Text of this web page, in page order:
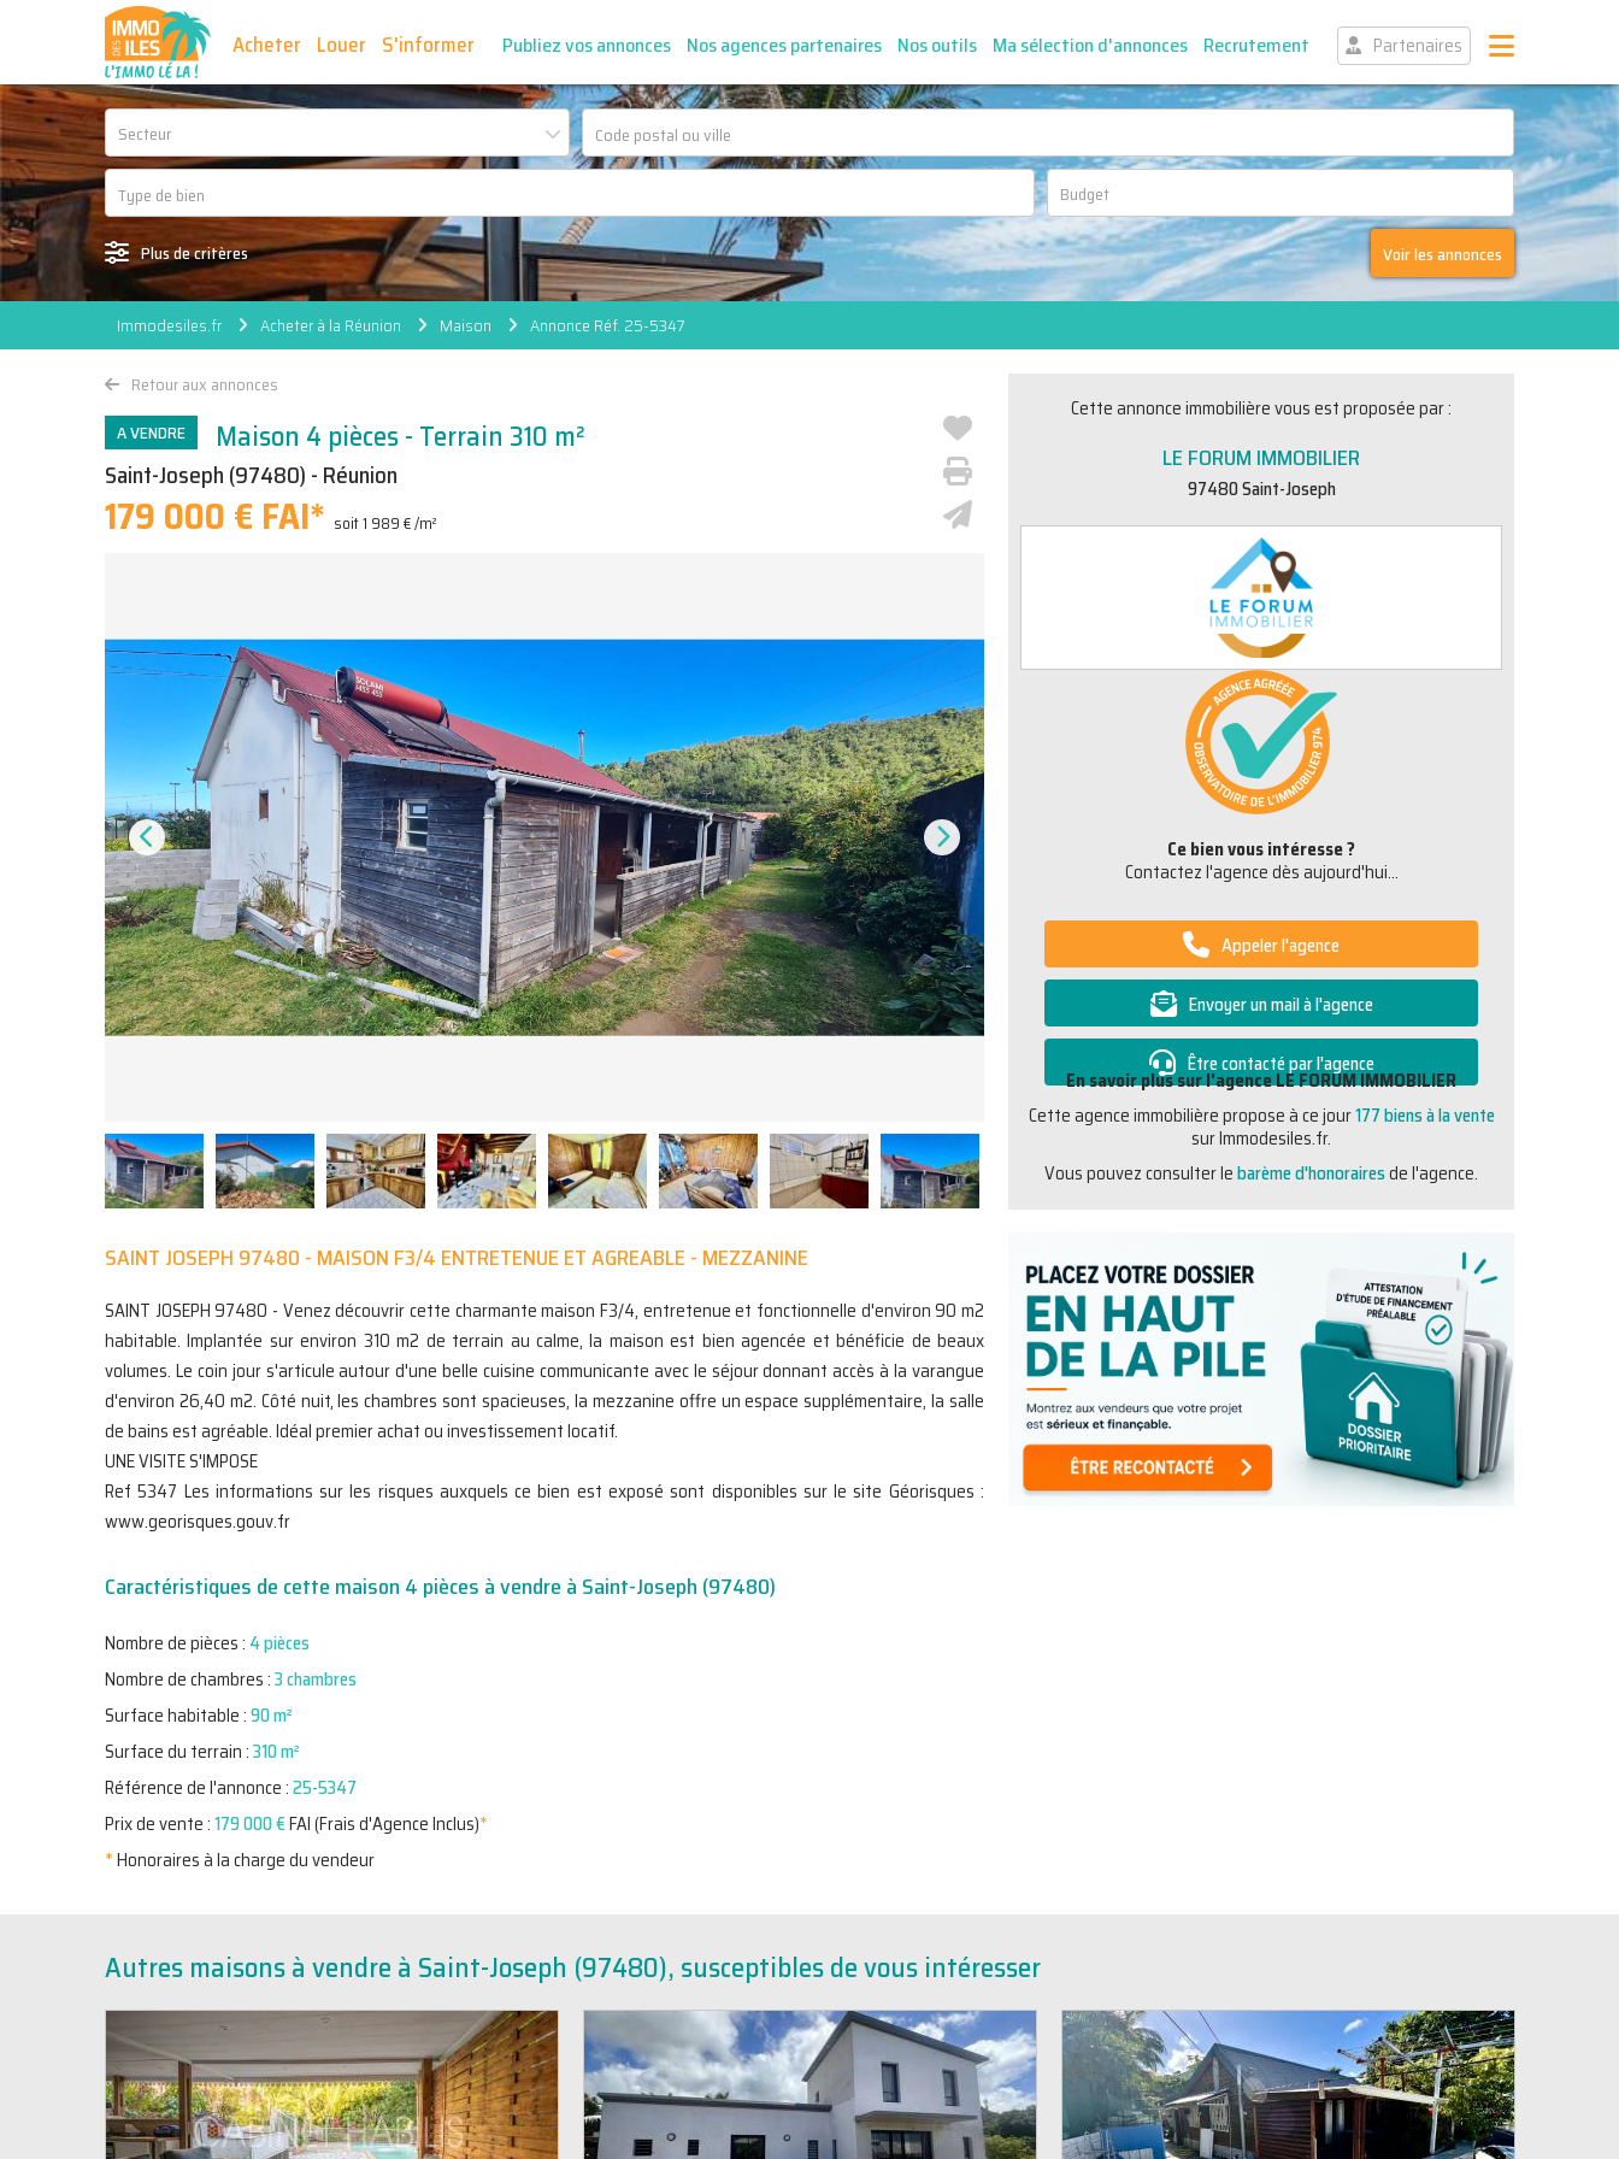
Acheter Louer S'informer Publiez vos annonces Nos agences partenaires Nos outils Ma sélection d'annonces Recrutement Partenaires
Secteur
Plus de critères Voir les annonces
Immodesiles.fr Acheter à la Réunion Maison Annonce Réf. 25-5347
Retour aux annonces
A VENDRE
Maison 4 pièces - Terrain 310 m²
Saint-Joseph (97480) - Réunion
179 000 € FAI* soit 1 989 € /m²
SAINT JOSEPH 97480 - MAISON F3/4 ENTRETENUE ET AGREABLE - MEZZANINE
SAINT JOSEPH 97480 - Venez découvrir cette charmante maison F3/4, entretenue et fonctionnelle d'environ 90 m2
habitable. Implantée sur environ 310 m2 de terrain au calme, la maison est bien agencée et bénéficie de beaux
volumes. Le coin jour s'articule autour d'une belle cuisine communicante avec le séjour donnant accès à la varangue
d'environ 26,40 m2. Côté nuit, les chambres sont spacieuses, la mezzanine offre un espace supplémentaire, la salle
de bains est agréable. Idéal premier achat ou investissement locatif.
UNE VISITE S'IMPOSE
Ref 5347 Les informations sur les risques auxquels ce bien est exposé sont disponibles sur le site Géorisques :
www.georisques.gouv.fr
Caractéristiques de cette maison 4 pièces à vendre à Saint-Joseph (97480)
Nombre de pièces : 4 pièces
Nombre de chambres :3 chambres
Surface habitable :90 m²
Surface du terrain :310 m²
Référence de l'annonce :25-5347
Prix de vente :179 000 €FAI (Frais d'Agence Inclus)*
*Honoraires à la charge du vendeur
Cette annonce immobilière vous est proposée par :
LE FORUM IMMOBILIER
97480 Saint-Joseph
Ce bien vous intéresse ?
Contactez l'agence dès aujourd'hui...
Appeler l'agence
Envoyer un mail à l'agence
Être contacté par l'agence
En savoir plus sur l'agence LE FORUM IMMOBILIER
Cette agence immobilière propose à ce jour177 biens à la vente
sur Immodesiles.fr.
Vous pouvez consulter lebarème d'honorairesde l'agence.
Autres maisons à vendre à Saint-Joseph (97480), susceptibles de vous intéresser